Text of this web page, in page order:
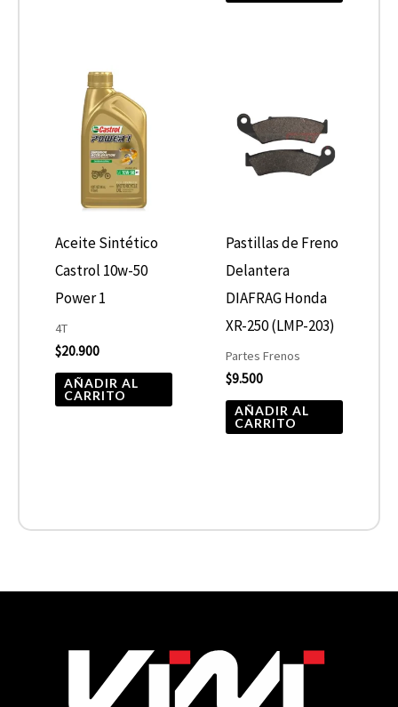
Aceite Sintético
Castrol 10w-50
Power 1
4T
$20.900
AÑADIR AL
CARRITO
Pastillas de Freno
Delantera
DIAFRAG Honda
XR-250 (LMP-203)
Partes Frenos
$9.500
AÑADIR AL
CARRITO